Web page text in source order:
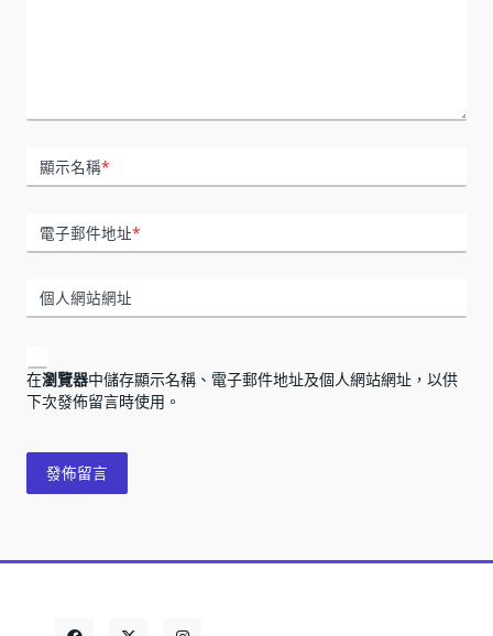
顯示名稱*
電子郵件地址*
個人網站網址
在瀏覽器中儲存顯示名稱、電子郵件地址及個人網站網址，以供
下次發佈留言時使用。